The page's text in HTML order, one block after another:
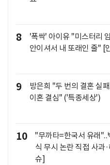
8
'폭싹' 아이유 "미스터리
안이셔서 내 또래인 줄" [
9
방은희 "두 번의 결혼 실
이혼 결심" ('특종세상')
10
"무까타=한국서 유래"..
식 무시 논란 직접 사과
슈]